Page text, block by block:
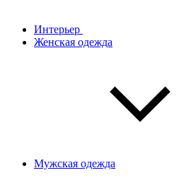
Интерьер
Женская одежда
Мужская одежда